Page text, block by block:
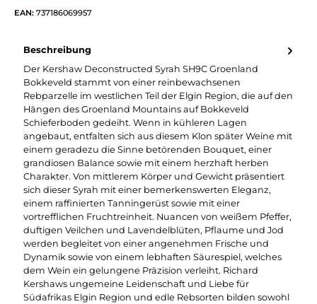
EAN: 737186069957
Beschreibung
Der Kershaw Deconstructed Syrah SH9C Groenland
Bokkeveld stammt von einer reinbewachsenen
Rebparzelle im westlichen Teil der Elgin Region, die auf den
Hängen des Groenland Mountains auf Bokkeveld
Schieferboden gedeiht. Wenn in kühleren Lagen
angebaut, entfalten sich aus diesem Klon später Weine mit
einem geradezu die Sinne betörenden Bouquet, einer
grandiosen Balance sowie mit einem herzhaft herben
Charakter. Von mittlerem Körper und Gewicht präsentiert
sich dieser Syrah mit einer bemerkenswerten Eleganz,
einem raffinierten Tanningerüst sowie mit einer
vortrefflichen Fruchtreinheit. Nuancen von weißem Pfeffer,
duftigen Veilchen und Lavendelblüten, Pflaume und Jod
werden begleitet von einer angenehmen Frische und
Dynamik sowie von einem lebhaften Säurespiel, welches
dem Wein ein gelungene Präzision verleiht. Richard
Kershaws ungemeine Leidenschaft und Liebe für
Südafrikas Elgin Region und edle Rebsorten bilden sowohl